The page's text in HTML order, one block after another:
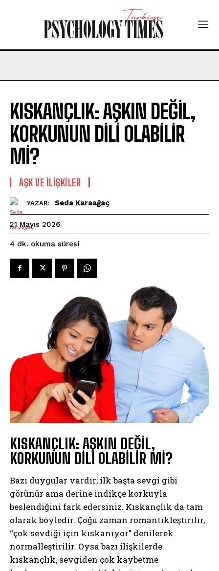
KISKANÇLIK: AŞKIN DEĞİL,
KORKUNUN DİLİ OLABİLİR
Mİ?
AŞK VE İLIŞKILER
YAZAR: Seda Karaağaç
21 Mayıs 2026
4 dk. okuma süresi
KISKANÇLIK: AŞKIN DEĞİL,
KORKUNUN DİLİ OLABİLİR Mİ?
Bazı duygular vardır; ilk başta sevgi gibi
görünür ama derine indikçe korkuyla
beslendiğini fark edersiniz. Kıskançlık da tam
olarak böyledir. Çoğu zaman romantikleştirilir,
“çok sevdiği için kıskanıyor” denilerek
normalleştirilir. Oysa bazı ilişkilerde
kıskançlık, sevgiden çok kaybetme